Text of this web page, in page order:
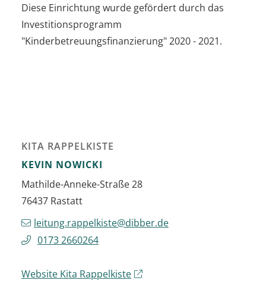
Diese Einrichtung wurde gefördert durch das
Investitionsprogramm
"Kinderbetreuungsfinanzierung" 2020 - 2021.
KITA RAPPELKISTE
KEVIN NOWICKI
Mathilde-Anneke-Straße 28
76437 Rastatt
leitung.rappelkiste@dibber.de
0173 2660264
Website Kita Rappelkiste